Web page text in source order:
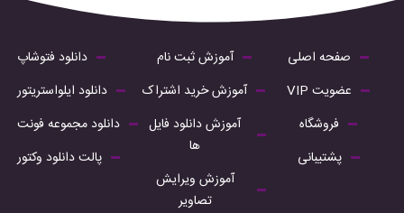
صفحه اصلی
عضویت VIP
فروشگاه
پشتیبانی
آموزش ثبت نام
آموزش خرید اشتراک
آموزش دانلود فایل
ها
آموزش ویرایش
تصاویر
دانلود فتوشاپ
دانلود ایلواستریتور
دانلود مجموعه فونت
پالت دانلود وکتور